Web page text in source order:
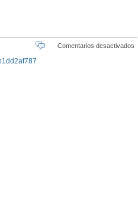
Comentarios desactivados